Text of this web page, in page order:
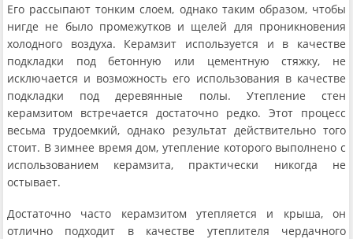
Его рассыпают тонким слоем, однако таким образом, чтобы
нигде не было промежутков и щелей для проникновения
холодного воздуха. Керамзит используется и в качестве
подкладки под бетонную или цементную стяжку, не
исключается и возможность его использования в качестве
подкладки под деревянные полы. Утепление стен
керамзитом встречается достаточно редко. Этот процесс
весьма трудоемкий, однако результат действительно того
стоит. В зимнее время дом, утепление которого выполнено с
использованием керамзита, практически никогда не
остывает.
Достаточно часто керамзитом утепляется и крыша, он
отлично подходит в качестве утеплителя чердачного